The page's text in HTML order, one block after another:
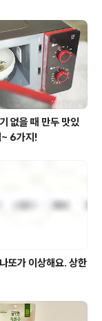
없을 때 만두 맛있
~ 6가지!
또가 이상해요. 상한